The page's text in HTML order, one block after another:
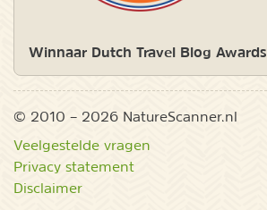
Winnaar Dutch Travel Blog Awards
© 2010 – 2026 NatureScanner.nl
Veelgestelde vragen
Privacy statement
Disclaimer